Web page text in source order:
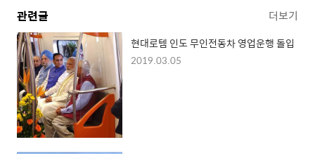
관련글 더보기
현대로템 인도 무인전동차 영업운행 돌입
2019.03.05